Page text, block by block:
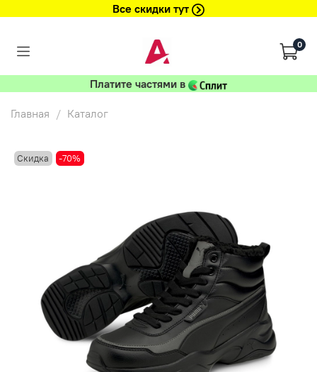
Все скидки тут
0
Платите частями в
Главная Каталог
Скидка -70%